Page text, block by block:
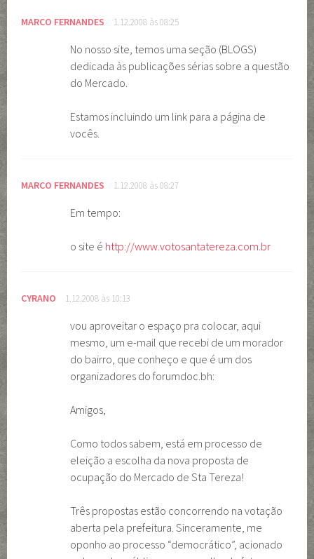
MARCO FERNANDES 1.12.2008 às 08:25
No nosso site, temos uma seção (BLOGS)
dedicada às publicações sérias sobre a questão
do Mercado.
Estamos incluindo um link para a página de
vocês.
MARCO FERNANDES 1.12.2008 às 08:27
Em tempo:
o site é http://www.votosantatereza.com.br
CYRANO 1.12.2008 às 10:13
vou aproveitar o espaço pra colocar, aqui
mesmo, um e-mail que recebi de um morador
do bairro, que conheço e que é um dos
organizadores do forumdoc.bh:
Amigos,
Como todos sabem, está em processo de
eleição a escolha da nova proposta de
ocupação do Mercado de Sta Tereza!
Três propostas estão concorrendo na votação
aberta pela prefeitura. Sinceramente, me
oponho ao processo “democrático”, acionado